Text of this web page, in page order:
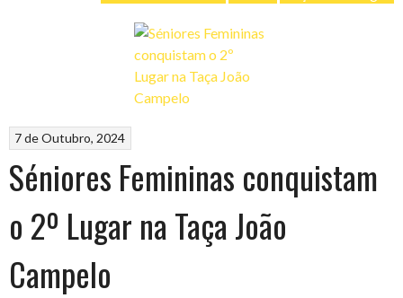
7 de Outubro, 2024
Séniores Femininas conquistam
o 2º Lugar na Taça João
Campelo